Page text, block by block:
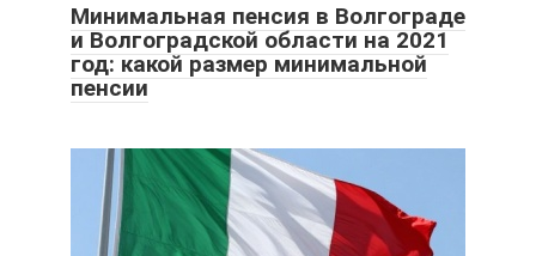
Минимальная пенсия в Волгограде
и Волгоградской области на 2021
год: какой размер минимальной
пенсии